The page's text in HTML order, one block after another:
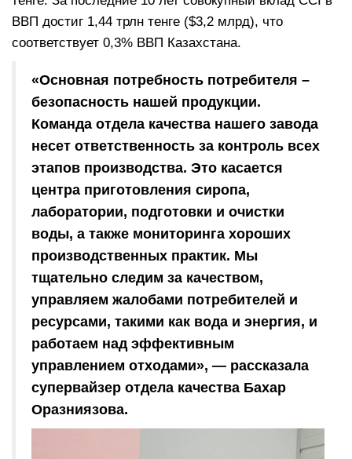
ВВП достиг 1,44 трлн тенге ($3,2 млрд), что
соответствует 0,3% ВВП Казахстана.
«Основная потребность потребителя –
безопасность нашей продукции.
Команда отдела качества нашего завода
несет ответственность за контроль всех
этапов производства. Это касается
центра приготовления сиропа,
лаборатории, подготовки и очистки
воды, а также мониторинга хороших
производственных практик. Мы
тщательно следим за качеством,
управляем жалобами потребителей и
ресурсами, такими как вода и энергия, и
работаем над эффективным
управлением отходами», — рассказала
супервайзер отдела качества Бахар
Оразниязова.